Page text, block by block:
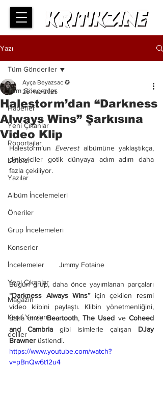
Yazı
Tüm Gönderiler
Haberler
Yeni Çıkanlar
Röportajlar
Listeler
Yazılar
Albüm İncelemeleri
Öneriler
Grup İncelemeleri
Konserler
İncelemeler
Yeni Çıkanlar
Magazin
Keşif Yazıları
deliler
Tüm Gönderiler
Halestorm’dan “Darkness
Always Wins” Şarkısına
Video Klip
Ayça Beyazsac ✪
26 Haz 2025
Halestorm’un Everest albümüne yaklaştıkça,
dinleyiciler gotik dünyaya adım adım daha
fazla çekiliyor.
Jımmy Fotaine
“Darkness Always Wins” için çekilen resmi
video klibini paylaştı. Klibin yönetmenliğini,
daha önce Beartooth, The Used ve Coheed
and Cambria gibi isimlerle çalışan DJay
Brawner üstlendi.
https://www.youtube.com/watch?
v=pBnQw6t12u4